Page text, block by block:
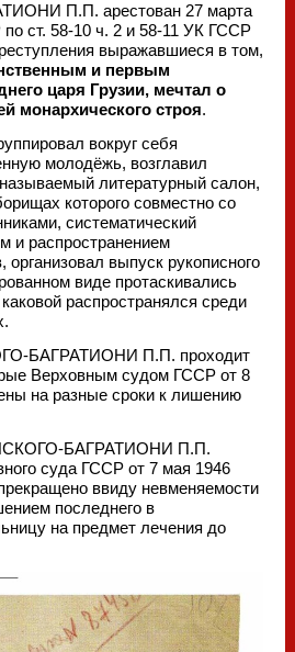
П.П. арестован 27 марта
ст. 58-10 ч. 2 и 58-11 УК ГССР
выражавшиеся в том,
и первым
царя Грузии, мечтал о
монархического строя.
вокруг себя
молодёжь, возглавил
литературный салон,
которого совместно со
систематический
и распространением
организовал выпуск рукописного
виде протаскивались
распространялся среди
БАГРАТИОНИ П.П. проходит
Верховным судом ГССР от 8
на разные сроки к лишению
БАГРАТИОНИ П.П.
суда ГССР от 7 мая 1946
ввиду невменяемости
последнего в
на предмет лечения до